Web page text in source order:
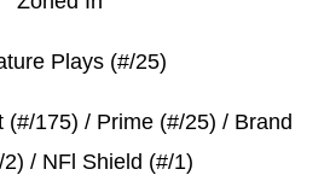
Plays (#/25)
(#/175) / Prime (#/25) / Brand
/ NFl Shield (#/1)